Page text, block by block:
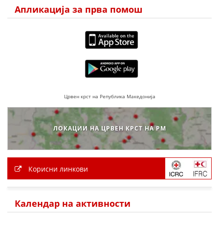
Апликација за прва помош
Црвен крст на Република Македонија
ЛОКАЦИИ НА ЦРВЕН КРСТ НА РМ
Корисни линкови
Календар на активности